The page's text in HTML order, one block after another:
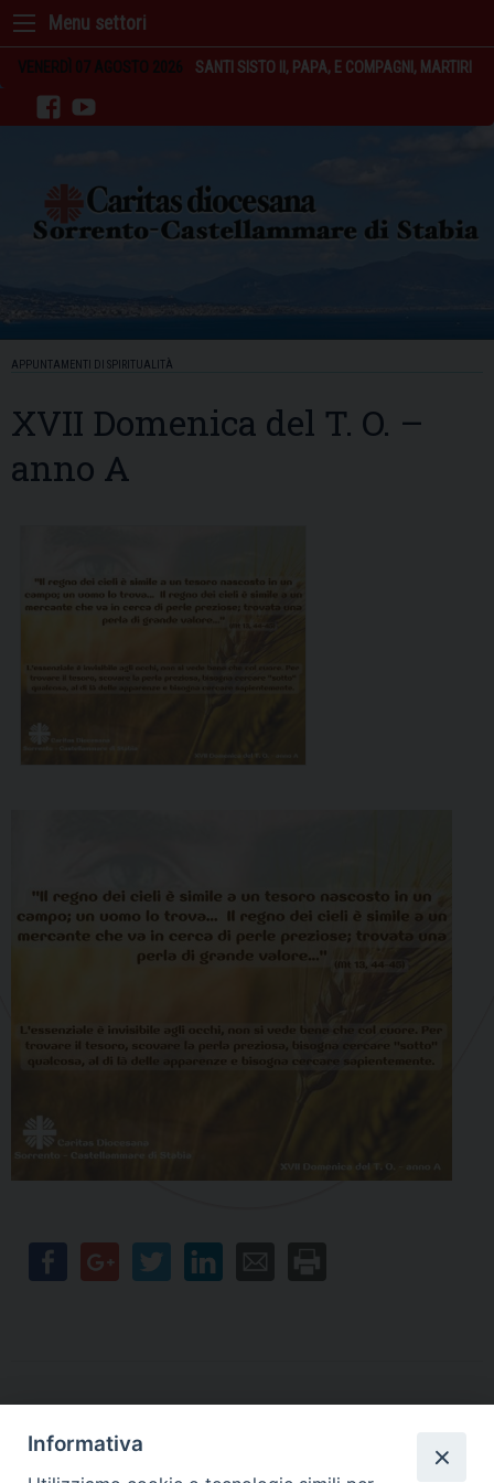
Skip
content
VENERDÌ 07 AGOSTO 2026 SANTI SISTO II, PAPA, E COMPAGNI, MARTIRI
facebookyoutube
APPUNTAMENTI DI SPIRITUALITÀ
XVII Domenica del T. O. –
anno A
Contatti
Informativa